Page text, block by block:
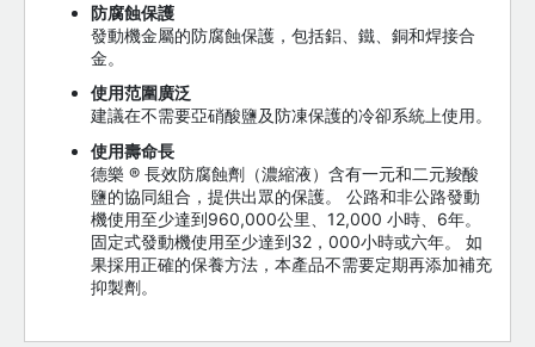
防腐蝕保護
發動機金屬的防腐蝕保護，包括鋁、鐵、銅和焊接合
金。
使用范圍廣泛
建議在不需要亞硝酸鹽及防凍保護的冷卻系統上使用。
使用壽命長
德樂 ® 長效防腐蝕劑（濃縮液）含有一元和二元羧酸
鹽的協同組合，提供出眾的保護。 公路和非公路發動
機使用至少達到960,000公里、12,000 小時、6年。
固定式發動機使用至少達到32，000小時或六年。 如
果採用正確的保養方法，本產品不需要定期再添加補充
抑製劑。